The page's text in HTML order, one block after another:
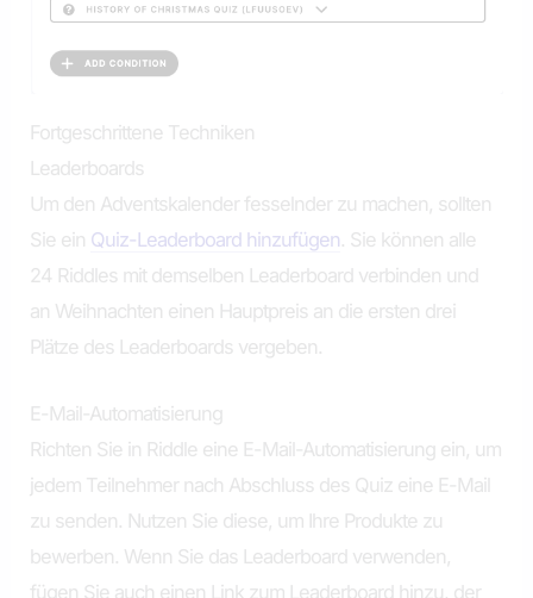
Fortgeschrittene Techniken
Leaderboards
Um den Adventskalender fesselnder zu machen, sollten
Sie ein Quiz-Leaderboard hinzufügen. Sie können alle
24 Riddles mit demselben Leaderboard verbinden und
an Weihnachten einen Hauptpreis an die ersten drei
Plätze des Leaderboards vergeben.
E-Mail-Automatisierung
Richten Sie in Riddle eine E-Mail-Automatisierung ein, um
jedem Teilnehmer nach Abschluss des Quiz eine E-Mail
zu senden. Nutzen Sie diese, um Ihre Produkte zu
bewerben. Wenn Sie das Leaderboard verwenden,
fügen Sie auch einen Link zum Leaderboard hinzu, der